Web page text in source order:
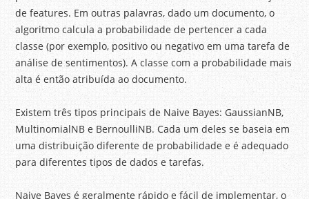
de features. Em outras palavras, dado um documento, o
algoritmo calcula a probabilidade de pertencer a cada
classe (por exemplo, positivo ou negativo em uma tarefa de
análise de sentimentos). A classe com a probabilidade mais
alta é então atribuída ao documento.
Existem três tipos principais de Naive Bayes: GaussianNB,
MultinomialNB e BernoulliNB. Cada um deles se baseia em
uma distribuição diferente de probabilidade e é adequado
para diferentes tipos de dados e tarefas.
Naive Bayes é geralmente rápido e fácil de implementar, o